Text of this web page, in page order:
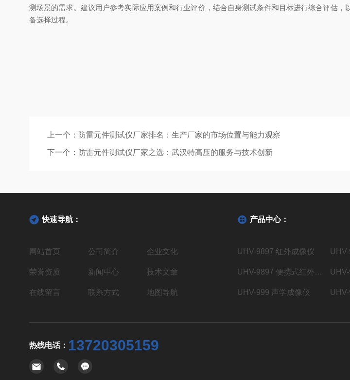
测场景的需求。建议用户参考实际应用案例和行业评价，结合自身测试条件和目标进行综合评估
备选择过程。
上一个： 防雷元件测试仪厂家排名：生产厂家的市场位置与能力观察
下一个： 防雷元件测试仪厂家之选：武汉特高压的服务与技术创新
快速导航：
网站首页 公司简介 企业文化
荣誉资质 新闻中心 技术文章
在线留言 联系方式 地图导航
产品中心：
UHV-9897 红外成像仪
UHV-9897 便携式红外成像仪
UHV-999 声学成像仪
热线电话： 13720305159